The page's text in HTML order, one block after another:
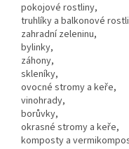
pokojové rostliny,
truhlíky a balkonové
zahradní zeleninu,
bylinky,
záhony,
skleníky,
ovocné stromy a keře,
vinohrady,
borůvky,
okrasné stromy a keře,
komposty a